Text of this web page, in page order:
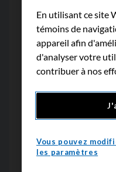
En utilisant ce site
témoins de
appareil afin
d'analyser votre
contribuer à nos
Vous pouvez
les paramètres